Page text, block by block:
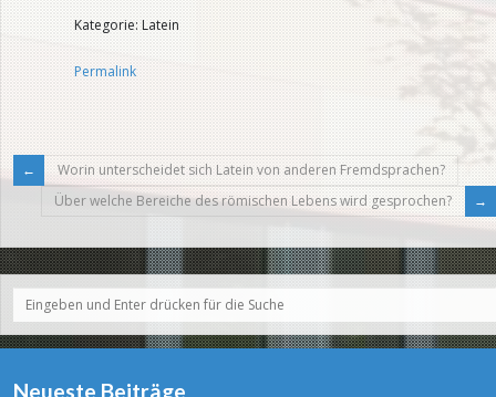
Kategorie: Latein
Permalink
Worin unterscheidet sich Latein von anderen Fremdsprachen?
Über welche Bereiche des römischen Lebens wird gesprochen?
Neueste Beiträge